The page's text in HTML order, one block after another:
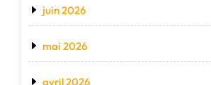
juin 2026
mai 2026
avril 2026